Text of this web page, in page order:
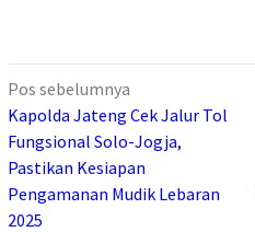
Navigasi
pos
Pos sebelumnya
Kapolda Jateng Cek Jalur Tol
Fungsional Solo-Jogja,
Pastikan Kesiapan
Pengamanan Mudik Lebaran
2025